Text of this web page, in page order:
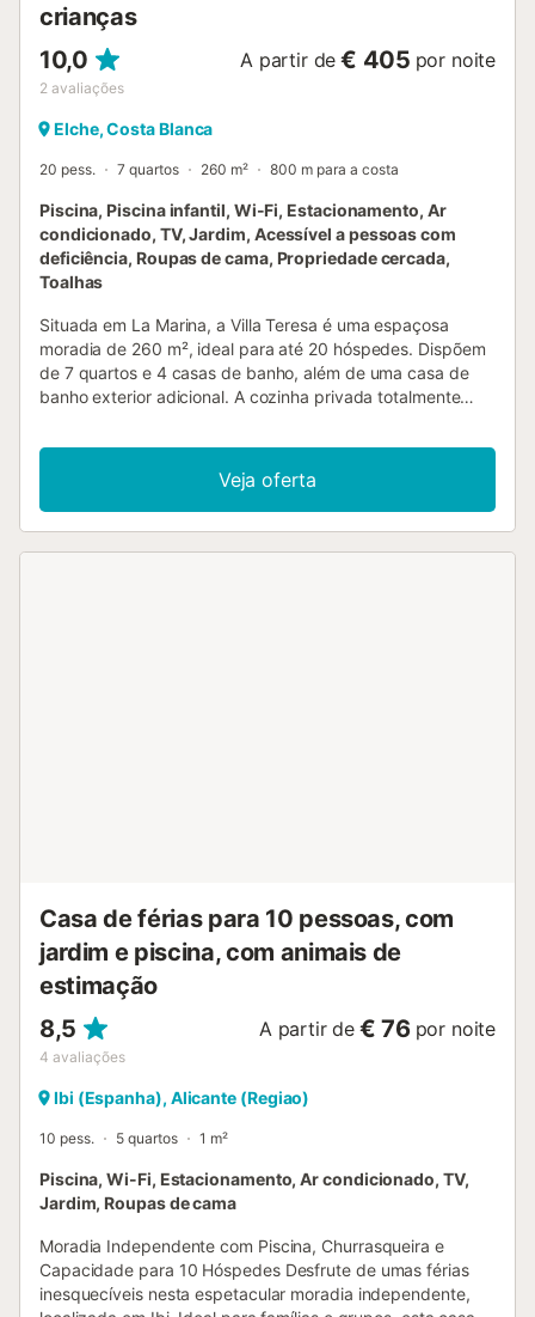
crianças
10,0
2 avaliações
A partir de € 405 por noite
Elche, Costa Blanca
20 pess. 7 quartos 260 m² 800 m para a costa
Piscina, Piscina infantil, Wi-Fi, Estacionamento, Ar
condicionado, TV, Jardim, Acessível a pessoas com
deficiência, Roupas de cama, Propriedade cercada,
Toalhas
Situada em La Marina, a Villa Teresa é uma espaçosa
moradia de 260 m², ideal para até 20 hóspedes. Dispõem
de 7 quartos e 4 casas de banho, além de uma casa de
banho exterior adicional. A cozinha privada totalmente
comodidade durante a vossa estadia. Entre as
comodidades encontram Wi-Fi de alta velocidade para
videochamadas, ar condicionado privado, televisão
privada, máquina de lavar e secar roupa privadas e
acesso sem degraus e design interior acessível para maior
comodidade....
Veja oferta
Casa de férias para 10 pessoas, com
jardim e piscina, com animais de
estimação
8,5
4 avaliações
A partir de € 76 por noite
Ibi (Espanha), Alicante (Regiao)
10 pess. 5 quartos 1 m²
Piscina, Wi-Fi, Estacionamento, Ar condicionado, TV,
Jardim, Roupas de cama
Moradia Independente com Piscina, Churrasqueira e
Capacidade para 10 Hóspedes Desfrute de umas férias
inesquecíveis nesta espetacular moradia independente,